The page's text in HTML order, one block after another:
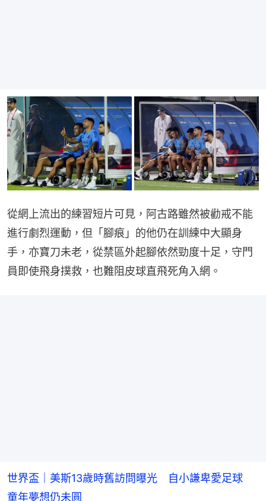
從網上流出的練習短片可見，阿古路雖然被勸戒不能
進行劇烈運動，但「腳痕」的他仍在訓練中大顯身
手，亦寶刀未老，從禁區外起腳依然勁度十足，守門
員即使飛身撲救，也難阻皮球直飛死角入網。
世界盃｜美斯13歲時舊訪問曝光 自小謙卑愛足球
童年夢想仍未圓